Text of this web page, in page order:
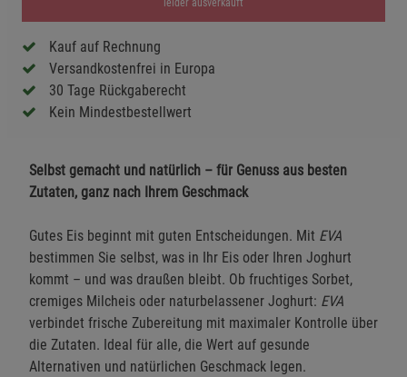
leider ausverkauft
Kauf auf Rechnung
Versandkostenfrei in Europa
30 Tage Rückgaberecht
Kein Mindestbestellwert
Selbst gemacht und natürlich – für Genuss aus besten
Zutaten, ganz nach Ihrem Geschmack
Gutes Eis beginnt mit guten Entscheidungen. Mit EVA
bestimmen Sie selbst, was in Ihr Eis oder Ihren Joghurt
kommt – und was draußen bleibt. Ob fruchtiges Sorbet,
cremiges Milcheis oder naturbelassener Joghurt: EVA
verbindet frische Zubereitung mit maximaler Kontrolle über
die Zutaten. Ideal für alle, die Wert auf gesunde
Alternativen und natürlichen Geschmack legen.